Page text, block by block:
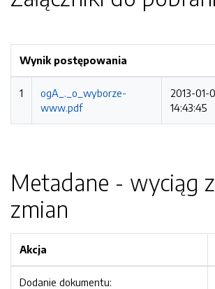
Wynik postępowania
1
ogA_._o_wyborze-
www.pdf
2013-01-
14:43:45
Metadane - wyciąg
zmian
Akcja
Dodanie dokumentu: